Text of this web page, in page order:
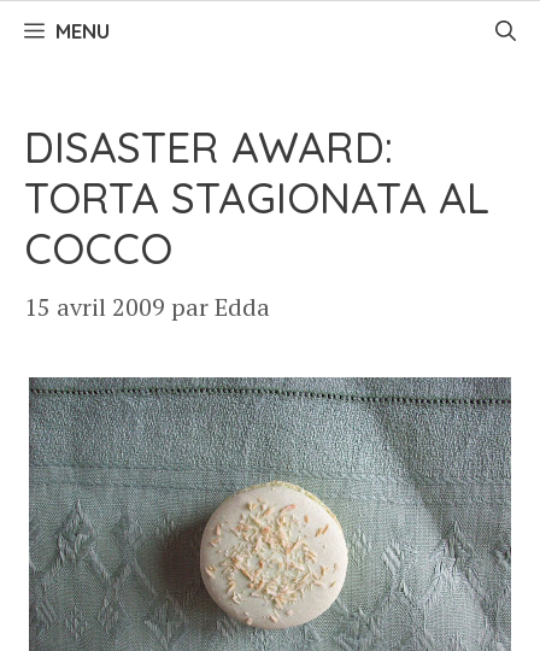
MENU
DISASTER AWARD:
TORTA STAGIONATA AL
COCCO
15 avril 2009 parEdda